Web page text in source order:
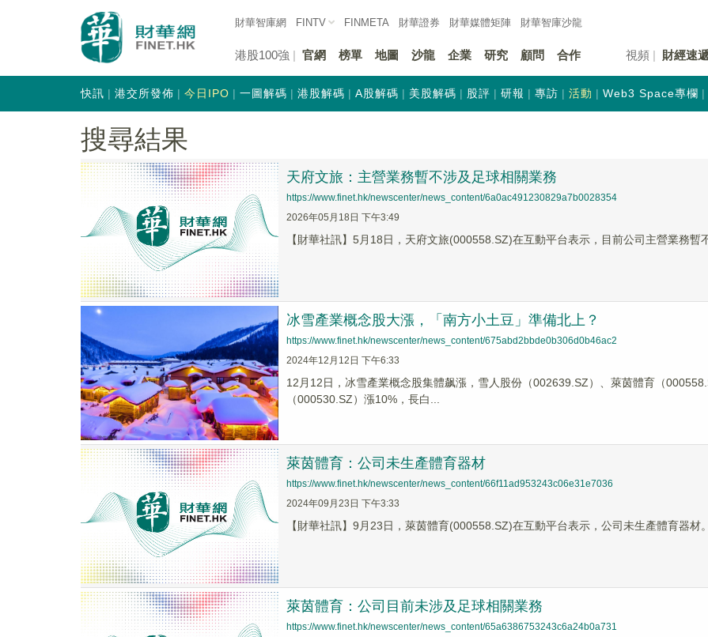
財華智庫網 FINTV FINMETA 財華證券 財華媒體矩陣 財華智庫沙龍
港股100強 官網 榜單 地圖 沙龍 企業 研究 顧問 合作 視頻 財經速遞
快訊 港交所發佈 今日IPO 一圖解碼 港股解碼 A股解碼 美股解碼 股評 研報 專訪 活動 Web3 Space專欄
搜尋結果
天府文旅：主營業務暫不涉及足球相關業務
https://www.finet.hk/newscenter/news_content/6a0ac491230829a7b0028354
2026年05月18日 下午3:49
【財華社訊】5月18日，天府文旅(000558.SZ)在互動平台表示，目前公司主營業務暫
冰雪產業概念股大漲，「南方小土豆」準備北上？
https://www.finet.hk/newscenter/news_content/675abd2bbde0b306d0b46ac2
2024年12月12日 下午6:33
12月12日，冰雪產業概念股集體飙漲，雪人股份（002639.SZ）、萊茵體育（
（000530.SZ）漲10%，長白...
萊茵體育：公司未生產體育器材
https://www.finet.hk/newscenter/news_content/66f11ad953243c06e31e7036
2024年09月23日 下午3:33
【財華社訊】9月23日，萊茵體育(000558.SZ)在互動平台表示，公司未生產體育器材。
萊茵體育：公司目前未涉及足球相關業務
https://www.finet.hk/newscenter/news_content/65a6386753243c6a24b0a731